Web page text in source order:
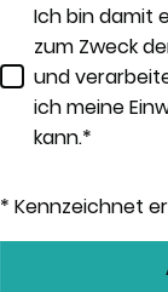
Ich bin damit
zum Zweck
und
ich meine
kann.*
* Kennzeichnet